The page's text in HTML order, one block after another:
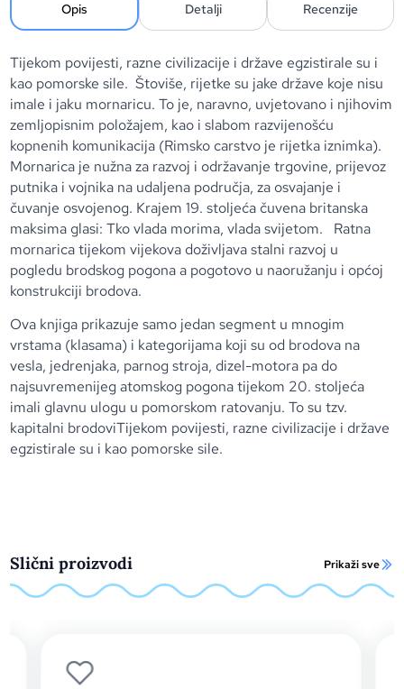
Opis Detalji Recenzije
Tijekom povijesti, razne civilizacije i države egzistirale su i
kao pomorske sile. Štoviše, rijetke su jake države koje nisu
imale i jaku mornaricu. To je, naravno, uvjetovano i njihovim
zemljopisnim položajem, kao i slabom razvijenošću
kopnenih komunikacija (Rimsko carstvo je rijetka iznimka).
Mornarica je nužna za razvoj i održavanje trgovine, prijevoz
putnika i vojnika na udaljena područja, za osvajanje i
čuvanje osvojenog. Krajem 19. stoljeća čuvena britanska
maksima glasi: Tko vlada morima, vlada svijetom. Ratna
mornarica tijekom vijekova doživljava stalni razvoj u
pogledu brodskog pogona a pogotovo u naoružanju i općoj
konstrukciji brodova.
Ova knjiga prikazuje samo jedan segment u mnogim
vrstama (klasama) i kategorijama koji su od brodova na
vesla, jedrenjaka, parnog stroja, dizel-motora pa do
najsuvremenijeg atomskog pogona tijekom 20. stoljeća
imali glavnu ulogu u pomorskom ratovanju. To su tzv.
kapitalni brodoviTijekom povijesti, razne civilizacije i države
egzistirale su i kao pomorske sile.
Slični proizvodi Prikaži sve